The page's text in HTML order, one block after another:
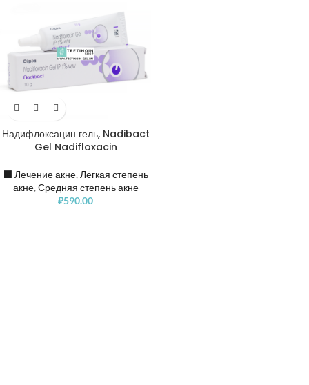
Надифлоксацин гель, Nadibact
Gel Nadifloxacin
⬛️ Лечение акне, Лёгкая степень
акне, Средняя степень акне
₽590.00